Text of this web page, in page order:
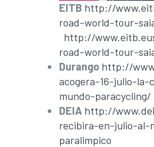
EITB http://
road-world-tour-
http://
road-world-tour-
Durango http://
acogera-16-julio-la-
mundo-paracycling/
DEIA http://
recibira-en-julio-al-
paralimpico